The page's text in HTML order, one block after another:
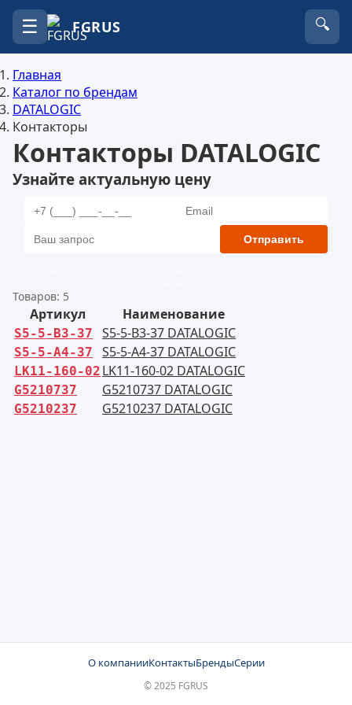
☰ FGRUS 🔍
Главная
Каталог по брендам
DATALOGIC
Контакторы
Контакторы DATALOGIC
Узнайте актуальную цену
Отправить
Товаров: 5
Артикул Наименование
S5-5-B3-37 S5-5-B3-37 DATALOGIC
S5-5-A4-37 S5-5-A4-37 DATALOGIC
LK11-160-02 LK11-160-02 DATALOGIC
G5210737 G5210737 DATALOGIC
G5210237 G5210237 DATALOGIC
О компанииКонтактыБрендыСерии
© 2025 FGRUS